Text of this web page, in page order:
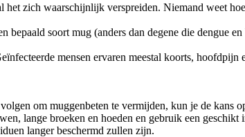
zich waarschijnlijk verspreiden. Niemand weet
bepaald soort mug (anders dan degene die
mensen ervaren meestal koorts,
om muggenbeten te vermijden, kun je de
lange broeken en hoeden en gebruik een
langer beschermd zullen zijn.